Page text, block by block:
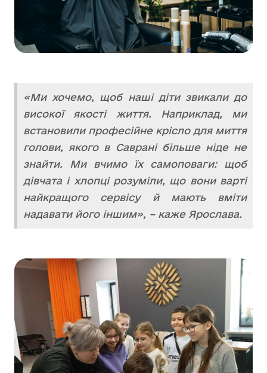
«Ми хочемо, щоб наші діти звикали до
високої якості життя. Наприклад, ми
встановили професійне крісло для миття
голови, якого в Саврані більше ніде не
знайти. Ми вчимо їх самоповаги: щоб
дівчата і хлопці розуміли, що вони варті
найкращого сервісу й мають вміти
надавати його іншим», – каже Ярослава.